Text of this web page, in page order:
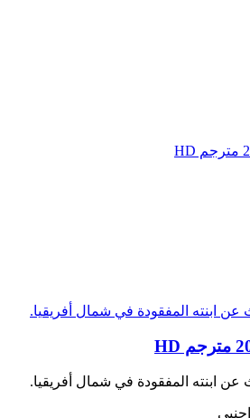
عن ابنته المفقودة في شمال أفريقيا.
عن ابنته المفقودة في شمال أفريقيا.